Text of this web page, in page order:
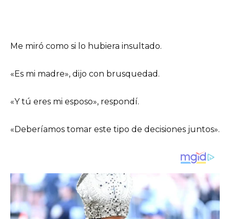
Me miró como si lo hubiera insultado.
«Es mi madre», dijo con brusquedad.
«Y tú eres mi esposo», respondí.
«Deberíamos tomar este tipo de decisiones juntos».